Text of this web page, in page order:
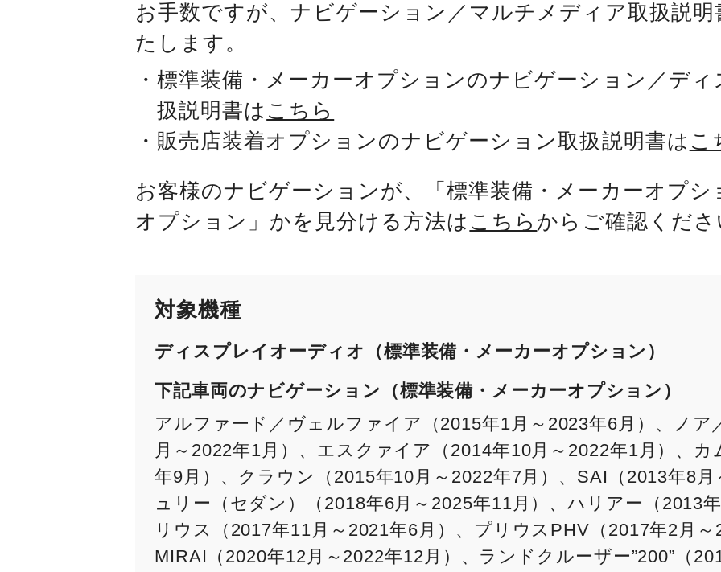
お手数ですが、ナビゲーション／マルチメディア取扱説
たします。
標準装備・メーカーオプションのナビゲーション／デ
扱説明書は こちら
販売店装着オプションのナビゲーション取扱説明書は こ
お客様のナビゲーションが、「標準装備・メーカーオプシ
オプション」かを見分ける方法は こちら からご確認くださ
対象機種
ディスプレイオーディオ（標準装備・メーカーオプション）
下記車両のナビゲーション（標準装備・メーカーオプション）
アルファード／ヴェルファイア（2015年1月～2023年6月）、ノア
月～2022年1月）、エスクァイア（2014年10月～2022年1月）、
年9月）、クラウン（2015年10月～2022年7月）、SAI（2013年8
ュリー（セダン）（2018年6月～2025年11月）、ハリアー（2013
リウス（2017年11月～2021年6月）、プリウスPHV（2017年2月～
MIRAI（2020年12月～2022年12月）、ランドクルーザー”200”（